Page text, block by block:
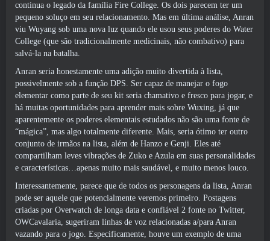
continua o legado da família Fire College. Os dois parecem ter um
pequeno soluço em seu relacionamento. Mas em última análise, Anran
viu Wuyang sob uma nova luz quando ele usou seus poderes do Water
College (que são tradicionalmente medicinais, não combativo) para
salvá-la na batalha.
Anran seria honestamente uma adição muito divertida à lista,
possivelmente sob a função DPS. Ser capaz de manejar o fogo
elementar como parte de seu kit seria chamativo e fresco para jogar, e
há muitas oportunidades para aprender mais sobre Wuxing, já que
aparentemente os poderes elementais estudados não são uma fonte de
“mágica”, mas algo totalmente diferente. Mais, seria ótimo ter outro
conjunto de irmãos na lista, além de Hanzo e Genji. Eles até
compartilham leves vibrações de Zuko e Azula em suas personalidades
e características…apenas muito mais saudável, e muito menos louco.
Interessantemente, parece que de todos os personagens da lista, Anran
pode ser aquele que potencialmente veremos primeiro. Postagens
criadas por Overwatch de longa data e confiável 2 fonte no Twitter,
OWCavalaria, sugeriram linhas de voz relacionadas a/para Anran
vazando para o jogo. Especificamente, houve um exemplo de uma